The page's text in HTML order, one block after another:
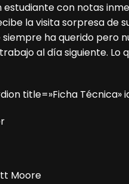
estudiante con notas
la visita sorpresa de
ha querido pero
al día siguiente. Lo
title=»Ficha Técnica»
Moore